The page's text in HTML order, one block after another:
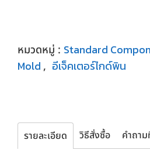
หมวดหมู่ : Standard
Mold, อีเจ็คเตอร์ไกด์พิน
รายละเอียด วิธีสั่งซื้อ คำถา